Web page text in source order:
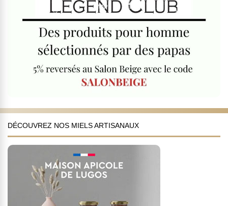
DÉCOUVREZ NOS MIELS ARTISANAUX